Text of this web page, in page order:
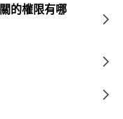
的權限有哪